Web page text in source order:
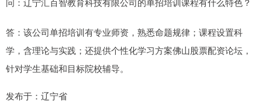
答：该公司单招培训有专业师资，熟悉命题规律；课程设置科
学，含理论与实践；还提供个性化学习方案佛山股票配资论坛，
针对学生基础和目标院校辅导。
发布于：辽宁省